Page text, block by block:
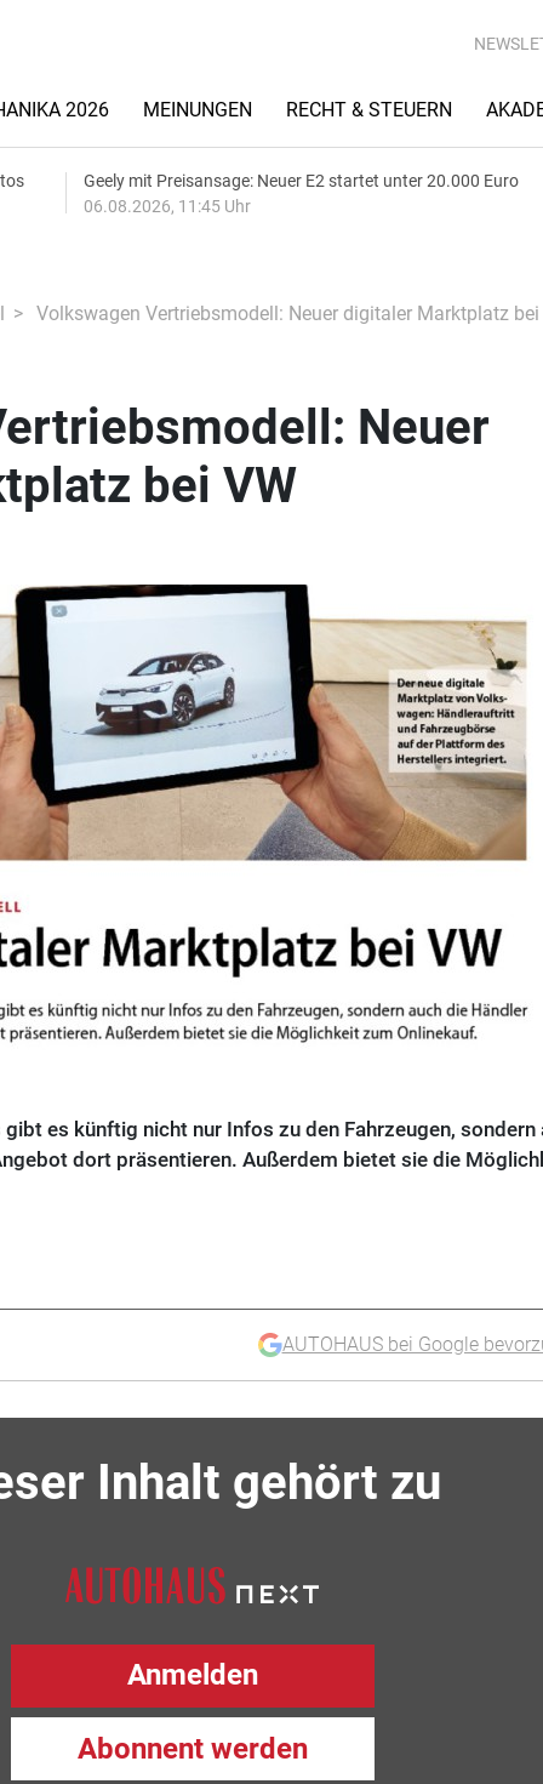
2026 MEINUNGEN RECHT & STEUERN
Geely mit Preisansage: Neuer E2 startet unter 20.000 Euro
06.08.2026, 11:45 Uhr
Volkswagen Vertriebsmodell: Neuer digitaler Marktplatz bei
Neuer
bei VW
es künftig nicht nur Infos zu den Fahrzeugen, sondern
dort präsentieren. Außerdem bietet sie die
AUTOHAUS bei Google
Inhalt gehört zu
Anmelden
Abonnent werden